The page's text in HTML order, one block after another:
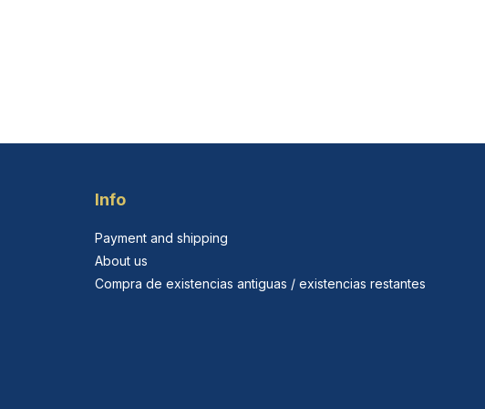
Info
Payment and shipping
About us
Compra de existencias antiguas / existencias restantes